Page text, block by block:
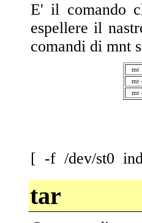
E' il comando
espellere il
comandi di mnt
mt
mt
mt
[ -f /dev/st0
tar